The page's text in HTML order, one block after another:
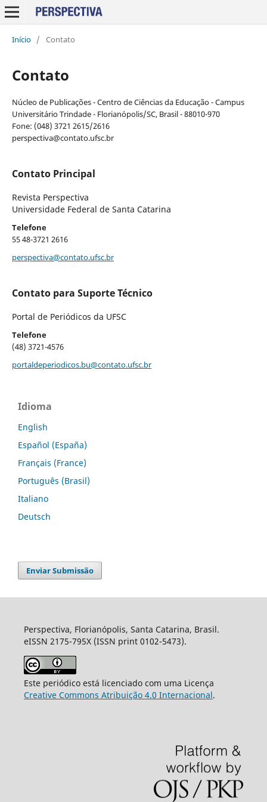
Início / Contato
Contato
Núcleo de Publicações - Centro de Ciências da Educação - Campus
Universitário Trindade - Florianópolis/SC, Brasil - 88010-970
Fone: (048) 3721 2615/2616
perspectiva@contato.ufsc.br
Contato Principal
Revista Perspectiva
Universidade Federal de Santa Catarina
Telefone
55 48-3721 2616
perspectiva@contato.ufsc.br
Contato para Suporte Técnico
Portal de Periódicos da UFSC
Telefone
(48) 3721-4576
portaldeperiodicos.bu@contato.ufsc.br
Idioma
English
Español (España)
Français (France)
Português (Brasil)
Italiano
Deutsch
Enviar Submissão
Perspectiva, Florianópolis, Santa Catarina, Brasil.
eISSN 2175-795X (ISSN print 0102-5473).
Este periódico está licenciado com uma Licença
Creative Commons Atribuição 4.0 Internacional.